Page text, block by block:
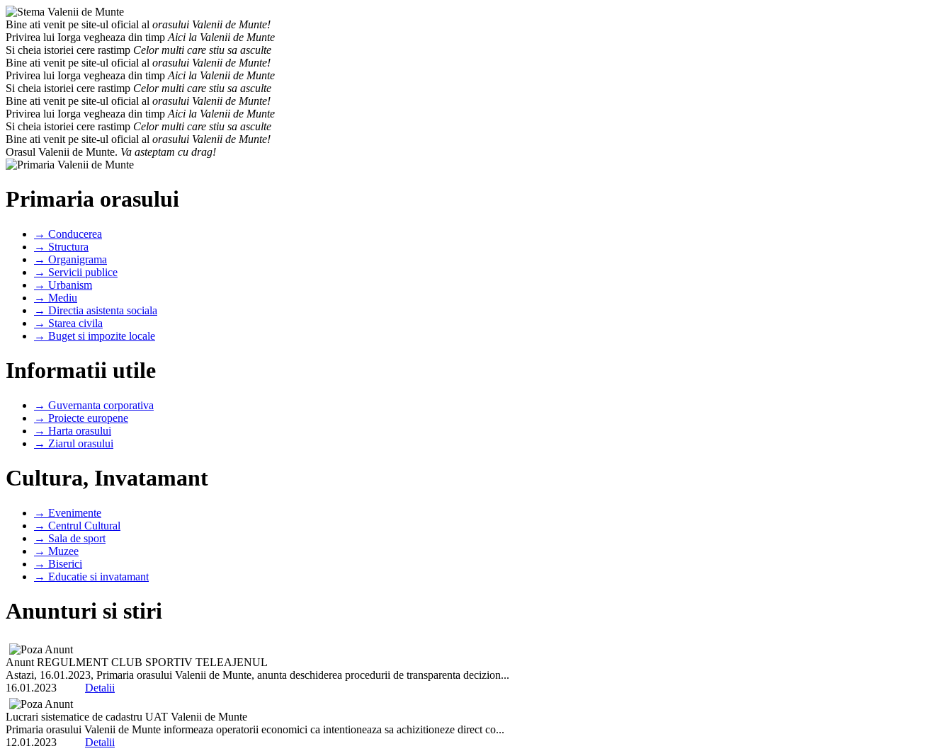
Bine ati venit pe site-ul oficial al orasului Valenii de Munte!
Privirea lui Iorga vegheaza din timp Aici la Valenii de Munte
Si cheia istoriei cere rastimp Celor multi care stiu sa asculte
Bine ati venit pe site-ul oficial al orasului Valenii de Munte!
Privirea lui Iorga vegheaza din timp Aici la Valenii de Munte
Si cheia istoriei cere rastimp Celor multi care stiu sa asculte
Bine ati venit pe site-ul oficial al orasului Valenii de Munte!
Privirea lui Iorga vegheaza din timp Aici la Valenii de Munte
Si cheia istoriei cere rastimp Celor multi care stiu sa asculte
Bine ati venit pe site-ul oficial al orasului Valenii de Munte!
Orasul Valenii de Munte. Va asteptam cu drag!
Primaria orasului
→ Conducerea
→ Structura
→ Organigrama
→ Servicii publice
→ Urbanism
→ Mediu
→ Directia asistenta sociala
→ Starea civila
→ Buget si impozite locale
Informatii utile
→ Guvernanta corporativa
→ Proiecte europene
→ Harta orasului
→ Ziarul orasului
Cultura, Invatamant
→ Evenimente
→ Centrul Cultural
→ Sala de sport
→ Muzee
→ Biserici
→ Educatie si invatamant
Anunturi si stiri
Anunt REGULMENT CLUB SPORTIV TELEAJENUL
Astazi, 16.01.2023, Primaria orasului Valenii de Munte, anunta deschiderea procedurii de transparenta decizion...
16.01.2023 Detalii
Lucrari sistematice de cadastru UAT Valenii de Munte
Primaria orasului Valenii de Munte informeaza operatorii economici ca intentioneaza sa achizitioneze direct co...
12.01.2023 Detalii